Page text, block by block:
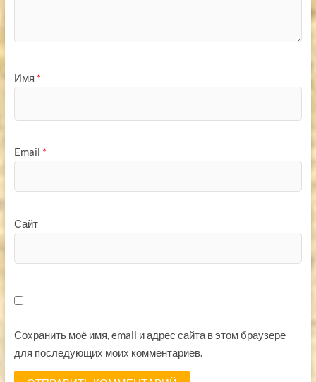
Имя *
Email *
Сайт
Сохранить моё имя, email и адрес сайта в этом браузере
для последующих моих комментариев.